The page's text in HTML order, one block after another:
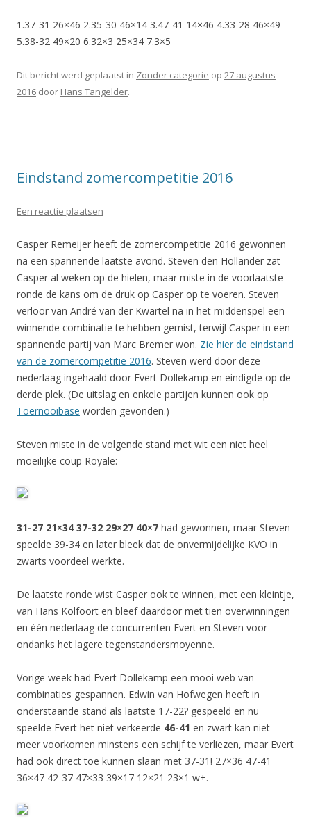
1.37-31 26×46 2.35-30 46×14 3.47-41 14×46 4.33-28 46×49
5.38-32 49×20 6.32×3 25×34 7.3×5
Dit bericht werd geplaatst in Zonder categorie op 27 augustus
2016 door Hans Tangelder.
Eindstand zomercompetitie 2016
Een reactie plaatsen
Casper Remeijer heeft de zomercompetitie 2016 gewonnen
na een spannende laatste avond. Steven den Hollander zat
Casper al weken op de hielen, maar miste in de voorlaatste
ronde de kans om de druk op Casper op te voeren. Steven
verloor van André van der Kwartel na in het middenspel een
winnende combinatie te hebben gemist, terwijl Casper in een
spannende partij van Marc Bremer won. Zie hier de eindstand
van de zomercompetitie 2016. Steven werd door deze
nederlaag ingehaald door Evert Dollekamp en eindigde op de
derde plek. (De uitslag en enkele partijen kunnen ook op
Toernooibase worden gevonden.)
Steven miste in de volgende stand met wit een niet heel
moeilijke coup Royale:
31-27 21×34 37-32 29×27 40×7 had gewonnen, maar Steven
speelde 39-34 en later bleek dat de onvermijdelijke KVO in
zwarts voordeel werkte.
De laatste ronde wist Casper ook te winnen, met een kleintje,
van Hans Kolfoort en bleef daardoor met tien overwinningen
en één nederlaag de concurrenten Evert en Steven voor
ondanks het lagere tegenstandersmoyenne.
Vorige week had Evert Dollekamp een mooi web van
combinaties gespannen. Edwin van Hofwegen heeft in
onderstaande stand als laatste 17-22? gespeeld en nu
speelde Evert het niet verkeerde 46-41 en zwart kan niet
meer voorkomen minstens een schijf te verliezen, maar Evert
had ook direct toe kunnen slaan met 37-31! 27×36 47-41
36×47 42-37 47×33 39×17 12×21 23×1 w+.